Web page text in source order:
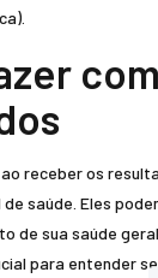
receber os
saúde. Eles
de sua saúde
para entender